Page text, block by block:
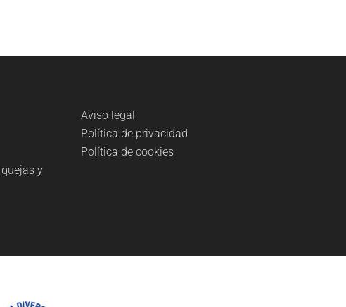
y
Aviso legal
Política de privacidad
Política de cookies